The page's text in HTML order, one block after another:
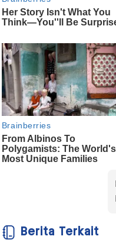
Berita Terkait